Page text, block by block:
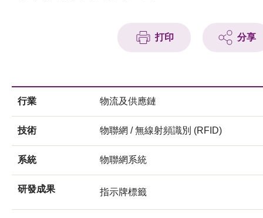
打印 分享
行業 物流及供應鏈
技術 物聯網 / 無線射頻識別 (RFID)
系統 物聯網系統
研發成果 指示牌標籤